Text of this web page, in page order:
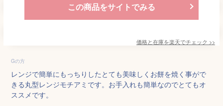
この商品をサイトでみる
価格と在庫を楽天でチェック >>
Gの方
レンジで簡単にもっちりしたとても美味しくお餅を焼く事がで
きる丸型レンジモチアミです。お手入れも簡単なのでとてもオ
ススメです。